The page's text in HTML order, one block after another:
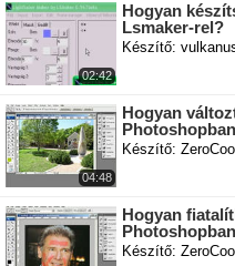
02:42
Hogyan
Lsmaker-rel?
Készítő:
04:48
Hogyan
Készítő:
Hogyan
Készítő: